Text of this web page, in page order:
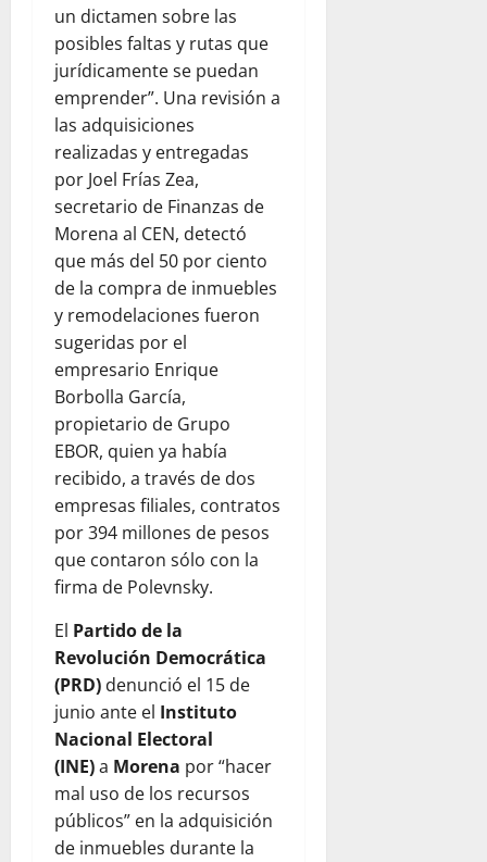
un dictamen sobre las
posibles faltas y rutas que
jurídicamente se puedan
emprender”. Una revisión a
las adquisiciones
realizadas y entregadas
por Joel Frías Zea,
secretario de Finanzas de
Morena al CEN, detectó
que más del 50 por ciento
de la compra de inmuebles
y remodelaciones fueron
sugeridas por el
empresario Enrique
Borbolla García,
propietario de Grupo
EBOR, quien ya había
recibido, a través de dos
empresas filiales, contratos
por 394 millones de pesos
que contaron sólo con la
firma de Polevnsky.
El Partido de la
Revolución Democrática
(PRD) denunció el 15 de
junio ante el Instituto
Nacional Electoral
(INE)a Morena por “hacer
mal uso de los recursos
públicos” en la adquisición
de inmuebles durante la